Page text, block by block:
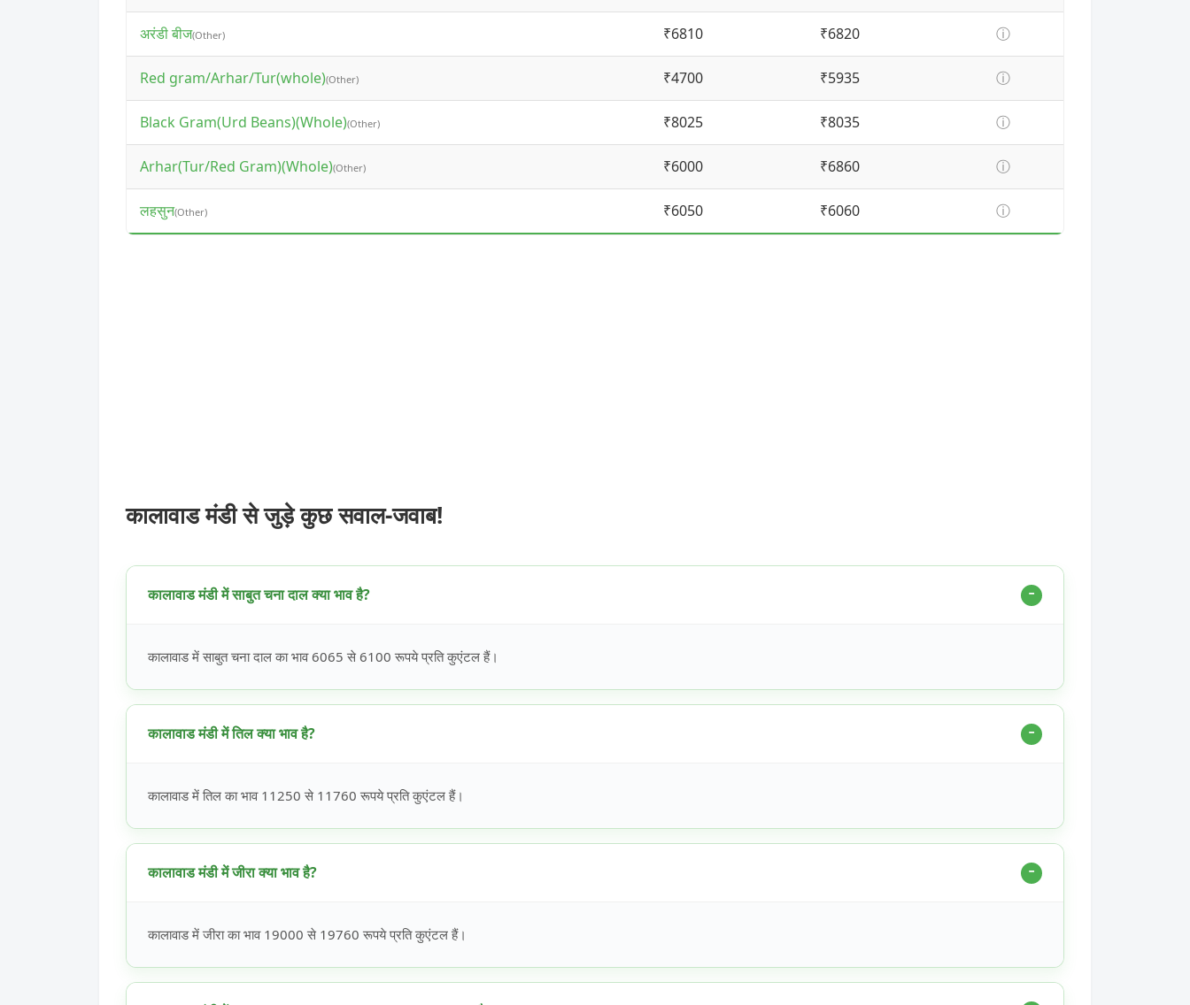
अरंडी बीज(Other) ₹6810 ₹6820 ⓘ
Red gram/Arhar/Tur(whole)(Other) ₹4700 ₹5935 ⓘ
Black Gram(Urd Beans)(Whole)(Other) ₹8025 ₹8035 ⓘ
Arhar(Tur/Red Gram)(Whole)(Other) ₹6000 ₹6860 ⓘ
लहसुन(Other) ₹6050 ₹6060 ⓘ
कालावाड मंडी से जुड़े कुछ सवाल-जवाब!
कालावाड मंडी में साबुत चना दाल क्या भाव है?
कालावाड में साबुत चना दाल का भाव 6065 से 6100 रूपये प्रति कुएंटल हैं।
कालावाड मंडी में तिल क्या भाव है?
कालावाड में तिल का भाव 11250 से 11760 रूपये प्रति कुएंटल हैं।
कालावाड मंडी में जीरा क्या भाव है?
कालावाड में जीरा का भाव 19000 से 19760 रूपये प्रति कुएंटल हैं।